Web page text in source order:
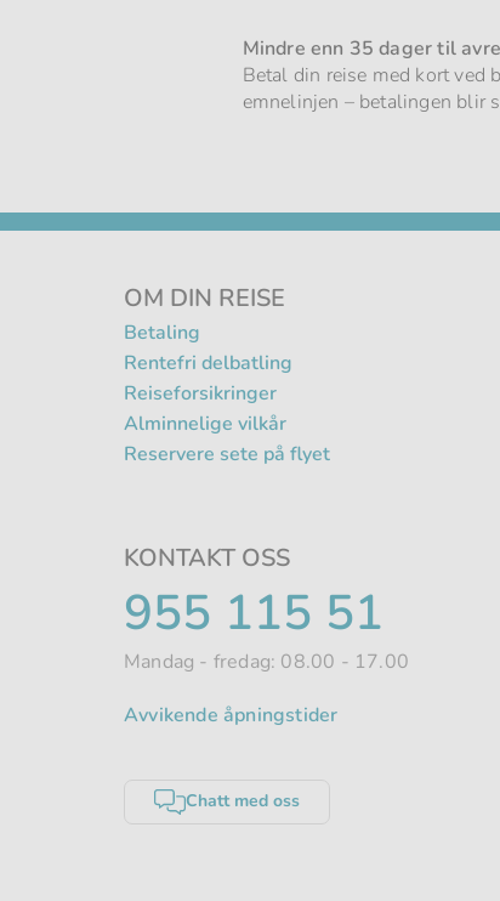
Mindre enn 35 dager til
Betal din reise med kort ved
emnelinjen – betalingen blir
OM DIN REISE
Betaling
Rentefri delbatling
Reiseforsikringer
Alminnelige vilkår
Reservere sete på flyet
KONTAKT OSS
955 115 51
Mandag - fredag: 08.00 - 17.00
Avvikende åpningstider
Chatt med oss